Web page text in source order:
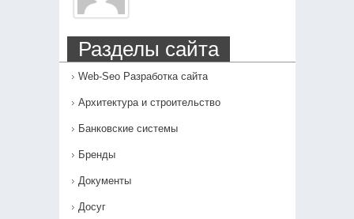
Разделы сайта
Web-Seo Разработка сайта
Архитектура и строительство
Банковские системы
Бренды
Документы
Досуг